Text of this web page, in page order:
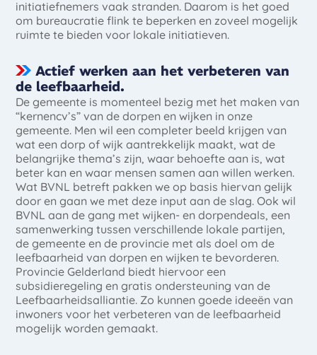
initiatiefnemers vaak stranden. Daarom is het goed
om bureaucratie flink te beperken en zoveel mogelijk
ruimte te bieden voor lokale initiatieven.
Actief werken aan het verbeteren van
de leefbaarheid.
De gemeente is momenteel bezig met het maken van
“kernencv’s” van de dorpen en wijken in onze
gemeente. Men wil een completer beeld krijgen van
wat een dorp of wijk aantrekkelijk maakt, wat de
belangrijke thema’s zijn, waar behoefte aan is, wat
beter kan en waar mensen samen aan willen werken.
Wat BVNL betreft pakken we op basis hiervan gelijk
door en gaan we met deze input aan de slag. Ook wil
BVNL aan de gang met wijken- en dorpendeals, een
samenwerking tussen verschillende lokale partijen,
de gemeente en de provincie met als doel om de
leefbaarheid van dorpen en wijken te bevorderen.
Provincie Gelderland biedt hiervoor een
subsidieregeling en gratis ondersteuning van de
Leefbaarheidsalliantie. Zo kunnen goede ideeën van
inwoners voor het verbeteren van de leefbaarheid
mogelijk worden gemaakt.